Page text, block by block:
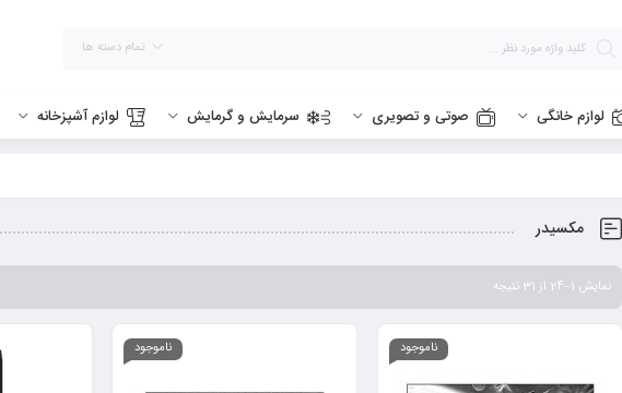
تمام دسته ها
لوازم خانگی صوتی و تصویری سرمایش و گرمایش لوازم آشپزخانه
مکسیدر
نمایش 1–24 از 31 نتیجه
ناموجود ناموجود